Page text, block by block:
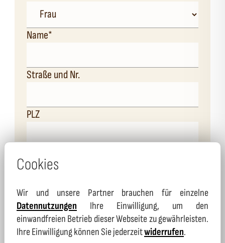
Name*
Straße und Nr.
PLZ
Telefon
E-Mail*
Cookies
Wir und unsere Partner brauchen für einzelne
Datennutzungen Ihre Einwilligung, um den
einwandfreien Betrieb dieser Webseite zu gewährleisten.
Ihre Einwilligung können Sie jederzeitwiderrufen.